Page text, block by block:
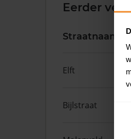
Eerder
Straatnaam
Elft
Bijlstraat